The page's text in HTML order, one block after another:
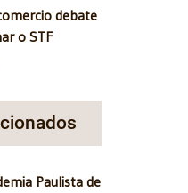
debate
o STF
Paulista de